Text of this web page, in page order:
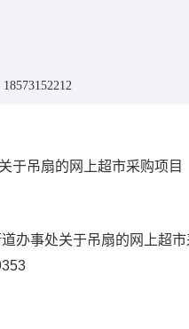
于吊扇的网上超市采购项目
办事处关于吊扇的网上超市